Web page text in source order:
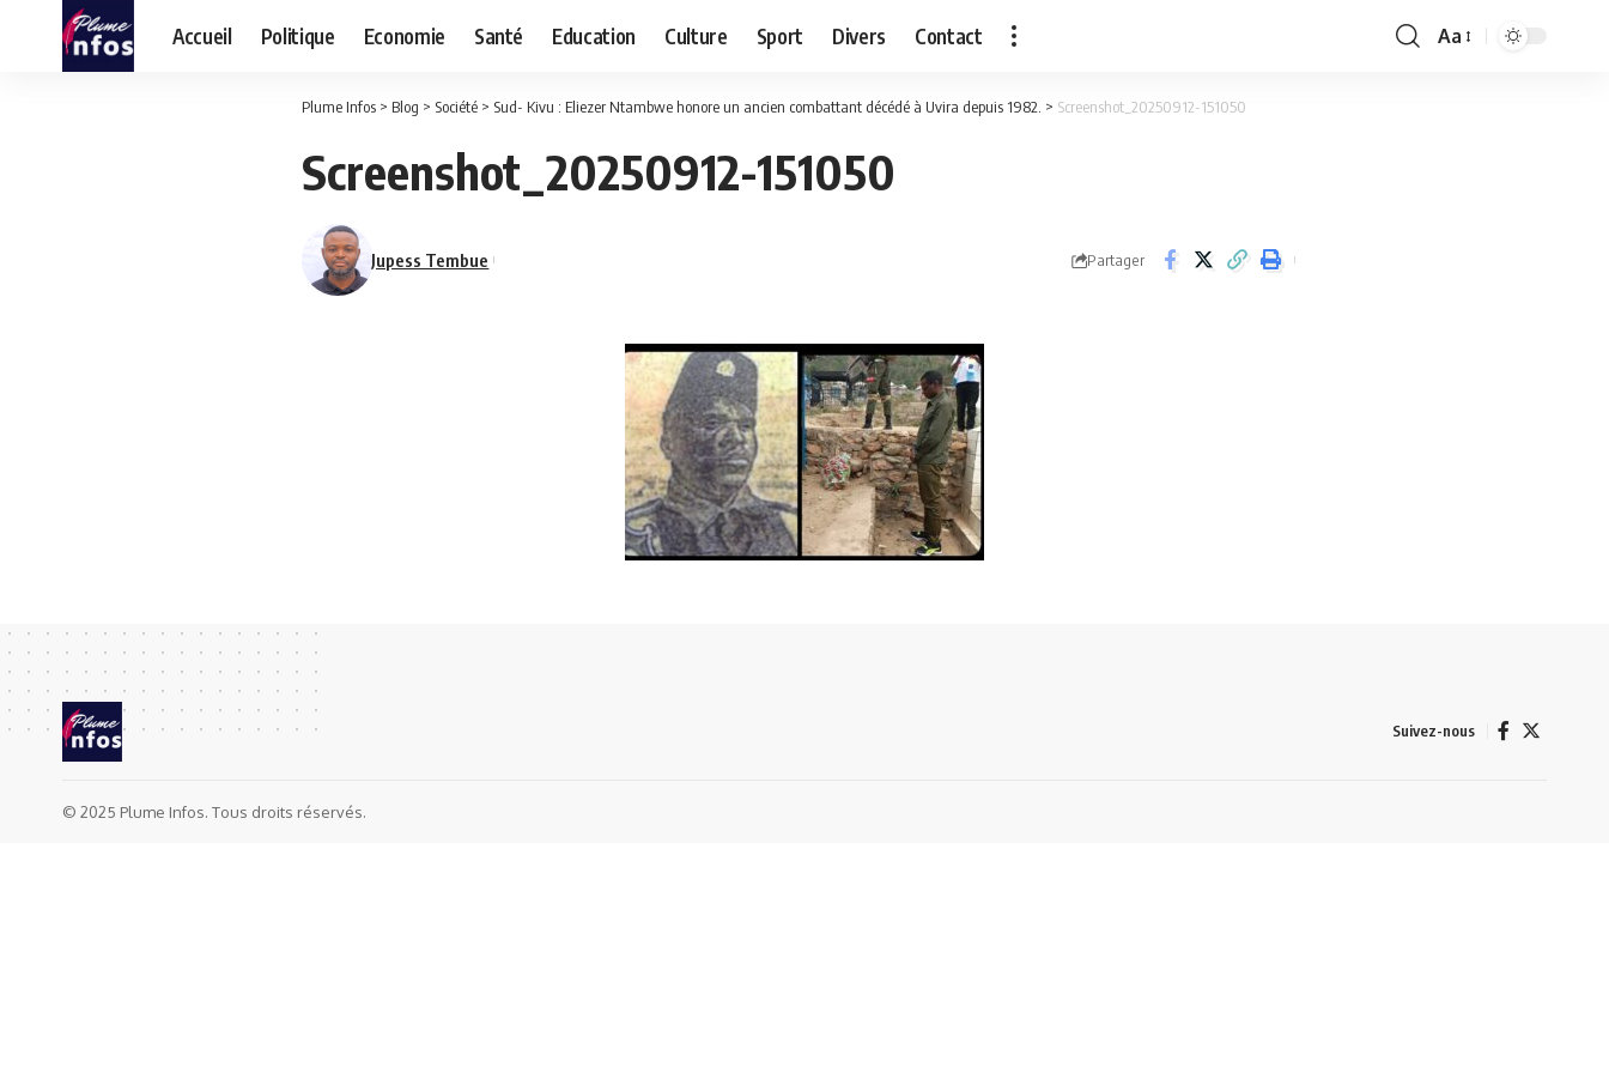
Accueil Politique Economie Santé Education Culture Sport Divers Contact
Font
Aa
Plume Infos > Blog > Société > Sud- Kivu : Eliezer Ntambwe honore un ancien combattant décédé à Uvira depuis 1982. > Screenshot_20250912-151050
Screenshot_20250912-151050
Jupess Tembue Partager
Suivez-nous
© 2025 Plume Infos. Tous droits réservés.